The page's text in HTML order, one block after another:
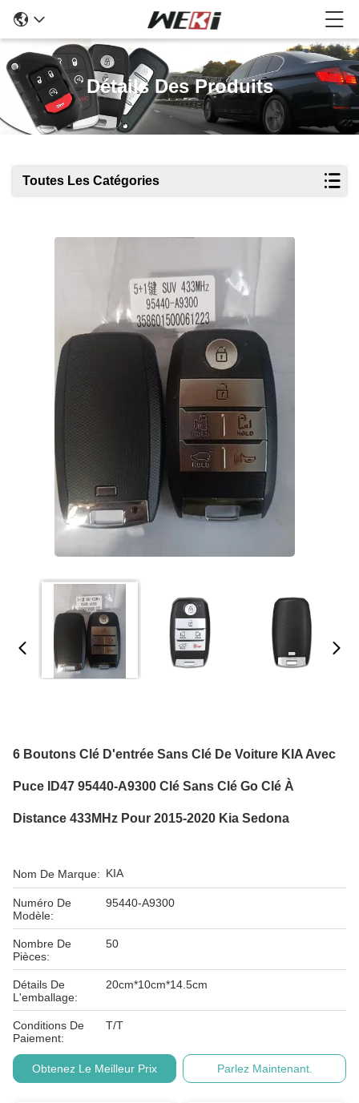
Détails Des Produits
Toutes Les Catégories
6 Boutons Clé D'entrée Sans Clé De Voiture KIA Avec
Puce ID47 95440-A9300 Clé Sans Clé Go Clé À
Distance 433MHz Pour 2015-2020 Kia Sedona
Nom De Marque: KIA
Numéro De
Modèle:
95440-A9300
Nombre De
Pièces:
50
Détails De
L'emballage:
20cm*10cm*14.5cm
Conditions De
Paiement:
T/T
Obtenez Le Meilleur Prix Parlez Maintenant.